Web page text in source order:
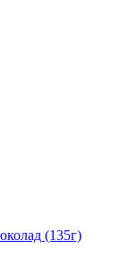
(135г)